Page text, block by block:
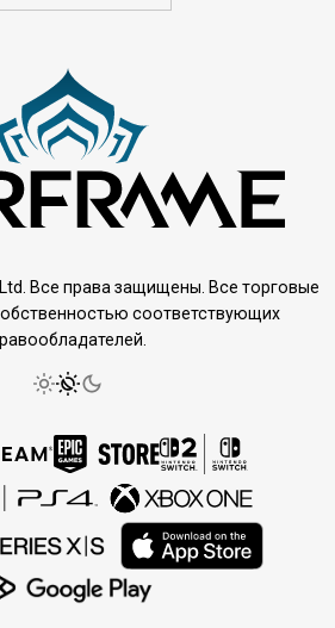
Все права защищены. Все торговые
соответствующих